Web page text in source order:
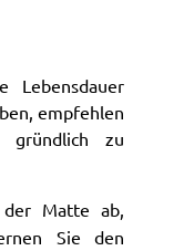
empfehlen
zu
Matte ab,
Sie den